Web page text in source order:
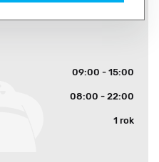
09:00 - 15:00
08:00 - 22:00
1 rok